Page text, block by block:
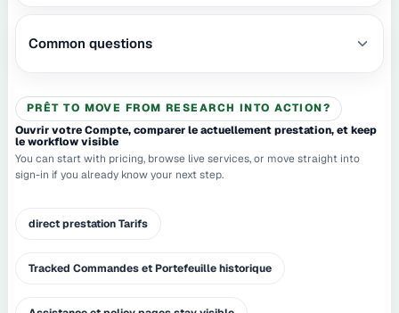
Common questions
PRÊT TO MOVE FROM RESEARCH INTO ACTION?
Ouvrir votre Compte, comparer le actuellement prestation, et keep
le workflow visible
You can start with pricing, browse live services, or move straight into
sign-in if you already know your next step.
direct prestation Tarifs
Tracked Commandes et Portefeuille historique